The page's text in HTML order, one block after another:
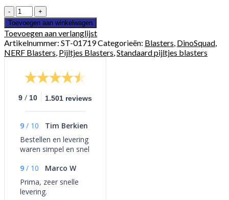
NERF
DinoSquad
Stego-
Duo
Pack
aantal
Toevoegen aan winkelwagen
Toevoegen aan verlanglijst
Artikelnummer: ST-01719Categorieën: Blasters, DinoSquad,
NERF Blasters, Pijltjes Blasters,Standaard pijltjes blasters
9 / 10 1.501 reviews
9 / 10
Tim Berkien
Bestellen en levering
waren simpel en snel
9 / 10
Marco W
Prima, zeer snelle
levering.